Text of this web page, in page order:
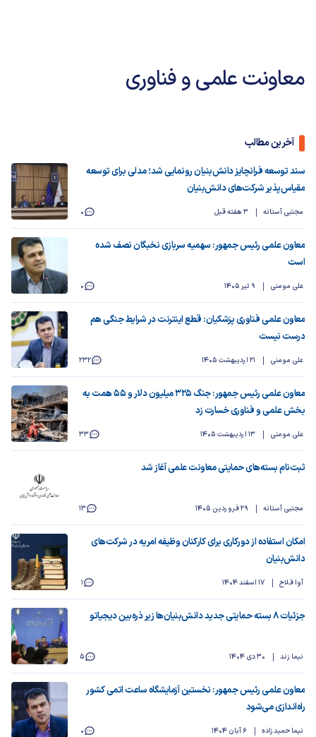
معاونت علمی و فناوری
آخرین مطالب
سند توسعه فرانچایز دانش‌بنیان رونمایی شد؛ مدلی برای توسعه
مقیاس‌پذیر شرکت‌های دانش‌بنیان
مجتبی آستانه 0 3 هفته قبل
معاون علمی رئیس جمهور: سهمیه سربازی نخبگان نصف شده
است
علی مومنی 0 9 تیر 1405
معاون علمی فناوری پزشکیان: قطع اینترنت در شرایط جنگی هم
درست نیست
علی مومنی 232 21 اردیبهشت 1405
معاون علمی رئیس جمهور: جنگ ۳۲۵ میلیون دلار و ۵۵ همت به
بخش علمی و فناوری خسارت زد
علی مومنی 33 13 اردیبهشت 1405
ثبت‌نام بسته‌های حمایتی معاونت علمی آغاز شد
مجتبی آستانه 13 29 فروردین 1405
امکان استفاده از دورکاری برای کارکنان وظیفه امریه در شرکت‌های
دانش‌بنیان
آوا فلاح 1 17 اسفند 1404
جزئیات ۸ بسته حمایتی جدید دانش‌بنیان‌ها زیر ذره‌بین دیجیاتو
نیما زند 5 30 دی 1404
معاون علمی رئیس جمهور: نخستین آزمایشگاه ساعت اتمی کشور
راه‌اندازی می‌شود
نیما حمیدزاده 0 6 آبان 1404